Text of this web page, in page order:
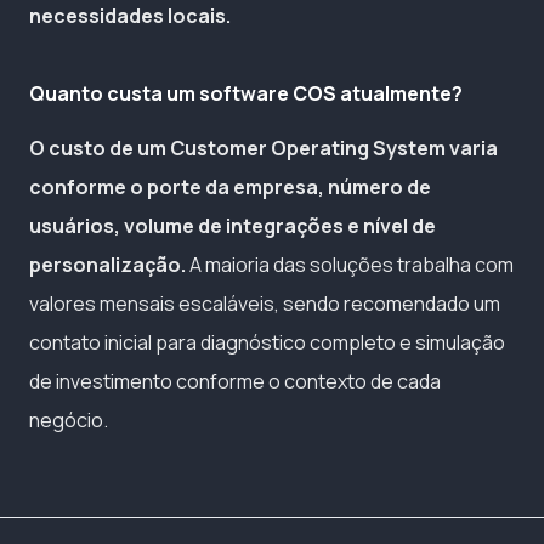
necessidades locais.
Quanto custa um software COS atualmente?
O custo de um Customer Operating System varia
conforme o porte da empresa, número de
usuários, volume de integrações e nível de
personalização.A maioria das soluções trabalha com
valores mensais escaláveis, sendo recomendado um
contato inicial para diagnóstico completo e simulação
de investimento conforme o contexto de cada
negócio.